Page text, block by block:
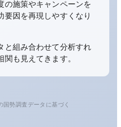
の施策やキャンペーンを
要因を再現しやすくなり
と組み合わせて分析すれ
も見えてきます。
国勢調査データに基づく